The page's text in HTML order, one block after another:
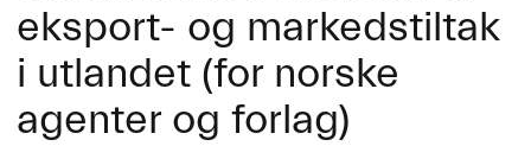
eksport- og markedstiltak
i utlandet (for norske
agenter og forlag)